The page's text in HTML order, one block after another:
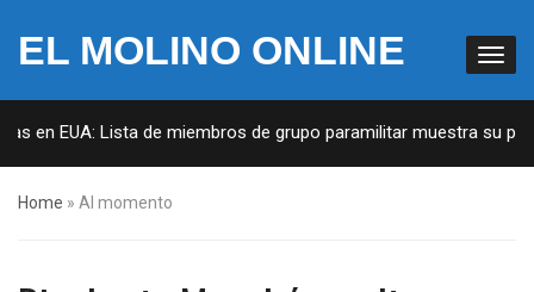
EL MOLINO ONLINE
en EUA: Lista de miembros de grupo paramilitar muestra su
Home » Al momento